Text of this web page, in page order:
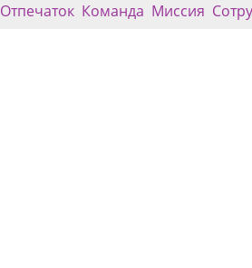
Отпечаток Команда Миссия